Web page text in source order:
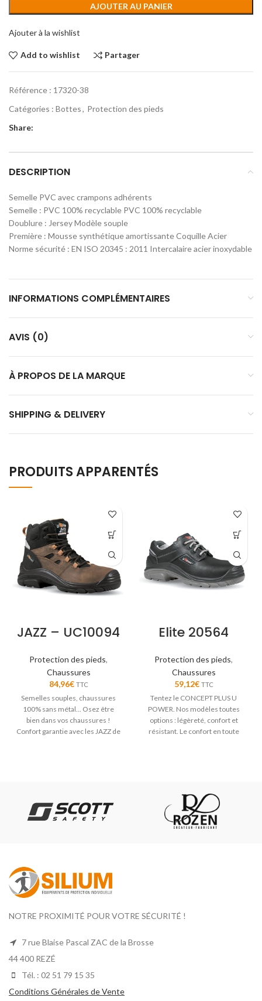
AJOUTER AU PANIER
Ajouter à la wishlist
Add to wishlist Partager
Référence : 17320-38
Catégories : Bottes, Protection des pieds
Share:
DESCRIPTION
Semelle PVC avec crampons adhérents
Semelle : PVC 100% recyclable PVC 100% recyclable
Doublure : Jersey Modèle souple
Première : Mousse synthétique amortissante Coquille Acier
Norme sécurité : EN ISO 20345 : 2011 Intercalaire acier inoxydable
INFORMATIONS COMPLÉMENTAIRES
AVIS (0)
À PROPOS DE LA MARQUE
SHIPPING & DELIVERY
PRODUITS APPARENTÉS
JAZZ – UC10094
Protection des pieds,
Chaussures
84,96€ TTC
Semelles souples, chaussures
100% sans métal... Osez être
bien dans vos chaussures !
Confort garantie avec les JAZZ de
Elite 20564
Protection des pieds,
Chaussures
59,12€ TTC
Tentez le CONCEPT PLUS U
POWER. Nos modèles toutes
options : légèreté, confort et
résistant. Le confort en toute
NOTRE PROXIMITÉ POUR VOTRE SÉCURITÉ !
7 rue Blaise Pascal ZAC de la Brosse
44 400 REZÉ
Tél. : 02 51 79 15 35
Conditions Générales de Vente